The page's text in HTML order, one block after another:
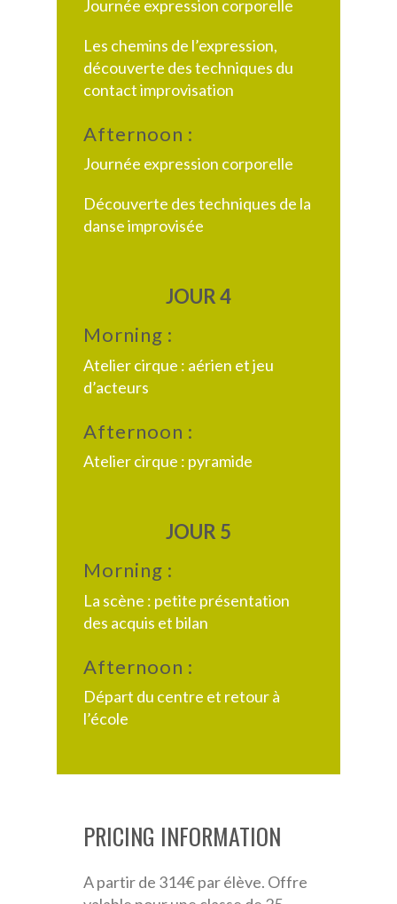
Journée expression corporelle
Les chemins de l’expression,
découverte des techniques du
contact improvisation
Afternoon :
Journée expression corporelle
Découverte des techniques de la
danse improvisée
JOUR 4
Morning :
Atelier cirque : aérien et jeu
d’acteurs
Afternoon :
Atelier cirque : pyramide
JOUR 5
Morning :
La scène : petite présentation
des acquis et bilan
Afternoon :
Départ du centre et retour à
l’école
PRICING INFORMATION
A partir de 314€ par élève. Offre